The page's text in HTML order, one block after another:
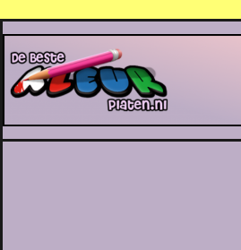
De Beste Kleurplaten